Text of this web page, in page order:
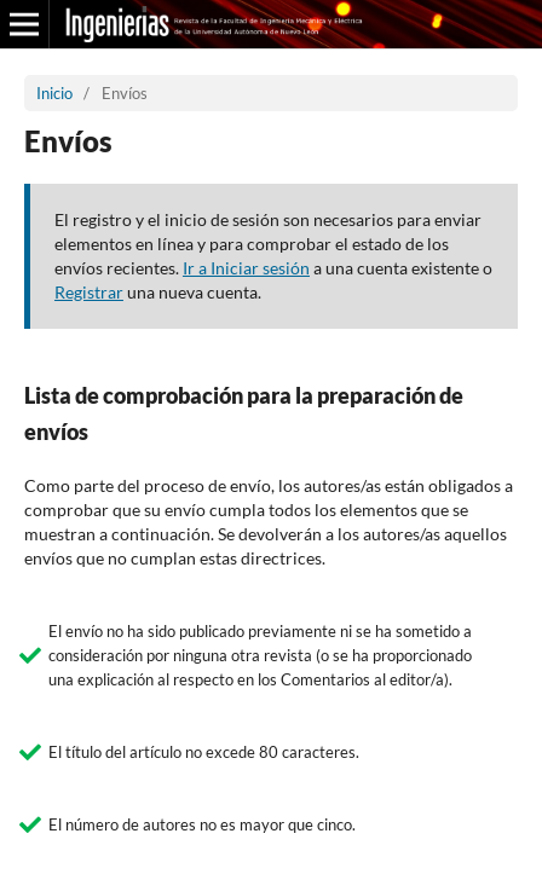
Inicio / Envíos
Envíos
El registro y el inicio de sesión son necesarios para enviar
elementos en línea y para comprobar el estado de los
envíos recientes. Ir a Iniciar sesión a una cuenta existente o
Registraruna nueva cuenta.
Lista de comprobación para la preparación de
envíos
Como parte del proceso de envío, los autores/as están obligados a
comprobar que su envío cumpla todos los elementos que se
muestran a continuación. Se devolverán a los autores/as aquellos
envíos que no cumplan estas directrices.
El envío no ha sido publicado previamente ni se ha sometido a
consideración por ninguna otra revista (o se ha proporcionado
una explicación al respecto en los Comentarios al editor/a).
El título del artículo no excede 80 caracteres.
El número de autores no es mayor que cinco.